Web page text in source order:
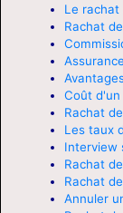
Le
Rachat
Coût
Rachat
Les taux
Interview
Rachat
Rachat
Annuler